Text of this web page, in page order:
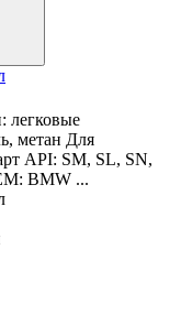
легковые
метан Для
API: SM, SL, SN,
BMW ...